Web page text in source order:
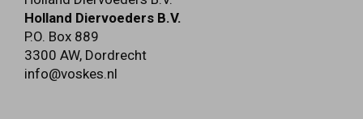
Holland Diervoeders B.V.
P.O. Box 889
3300 AW, Dordrecht
info@voskes.nl